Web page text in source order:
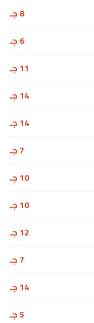
8 جـ
6 جـ
11 جـ
14 جـ
14 جـ
7 جـ
10 جـ
10 جـ
12 جـ
7 جـ
14 جـ
5 جـ